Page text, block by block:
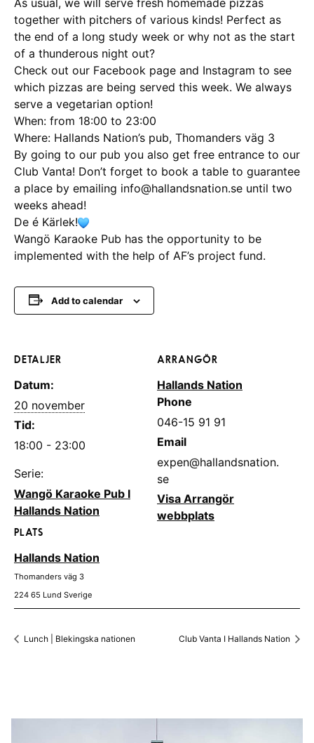
together with pitchers of various kinds! Perfect as
the end of a long study week or why not as the start
of a thunderous night out?
Check out our Facebook page and Instagram to see
which pizzas are being served this week. We always
serve a vegetarian option!
When: from 18:00 to 23:00
Where: Hallands Nation’s pub, Thomanders väg 3
By going to our pub you also get free entrance to our
Club Vanta! Don’t forget to book a table to guarantee
a place by emailing info@hallandsnation.se until two
weeks ahead!
De é Kärlek!
Wangö Karaoke Pub has the opportunity to be
implemented with the help of AF’s project fund.
Add to calendar
DETALJER
Datum:
20 november
Tid:
18:00 - 23:00
Serie:
Wangö Karaoke Pub I
Hallands Nation
PLATS
Hallands Nation
Thomanders väg 3
224 65 Lund Sverige
ARRANGÖR
Hallands Nation
Phone
046-15 91 91
Email
expen@hallandsnation.
se
Visa Arrangör
webbplats
Lunch | Blekingska nationen Club Vanta I Hallands Nation